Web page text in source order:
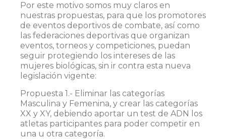
Por este motivo somos muy claros en
nuestras propuestas, para que los promotores
de eventos deportivos de combate, así como
las federaciones deportivas que organizan
eventos, torneos y competiciones, puedan
seguir protegiendo los intereses de las
mujeres biológicas, sin ir contra esta nueva
legislación vigente:
Propuesta 1.- Eliminar las categorías
Masculina y Femenina, y crear las categorías
XX y XY, debiendo aportar un test de ADN los
atletas participantes para poder competir en
una u otra categoría.